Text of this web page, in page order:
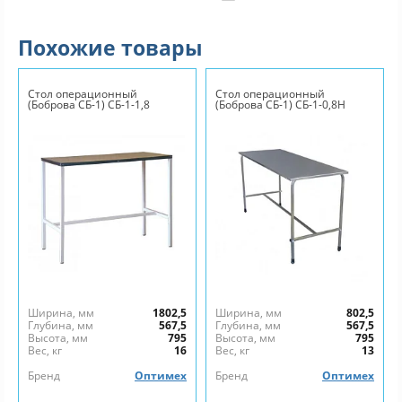
Похожие товары
Стол операционный
(Боброва СБ-1) СБ-1-1,8
Ширина, мм
1802,5
Глубина, мм
567,5
Высота, мм
795
Вес, кг
16
Бренд
Оптимех
Стол операционный
(Боброва СБ-1) СБ-1-0,8Н
Ширина, мм
802,5
Глубина, мм
567,5
Высота, мм
795
Вес, кг
13
Бренд
Оптимех